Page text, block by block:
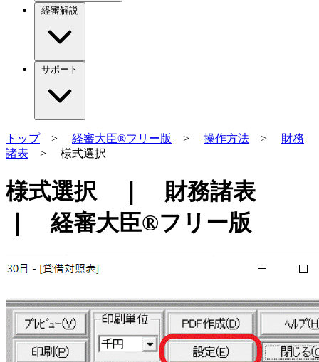
経審解説
サポート
トップ> 経審大臣®フリー版 > 操作方法 > 財務
諸表 > 様式選択
様式選択 ｜ 財務諸表
｜ 経審大臣®フリー版